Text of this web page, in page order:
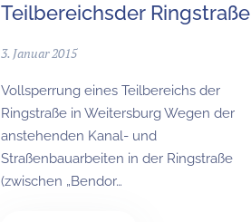
Teilbereichsder Ringstraße
3. Januar 2015
Vollsperrung eines Teilbereichs der
Ringstraße in Weitersburg Wegen der
anstehenden Kanal- und
Straßenbauarbeiten in der Ringstraße
(zwischen „Bendor…